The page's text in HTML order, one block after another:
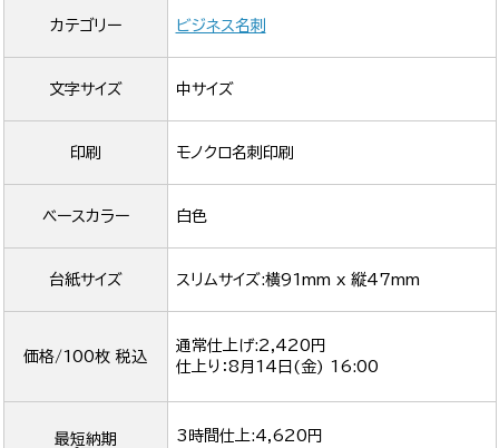
カテゴリー ビジネス名刺
文字サイズ 中サイズ
印刷 モノクロ名刺印刷
ベースカラー 白色
台紙サイズ スリムサイズ:横91mm x 縦47mm
価格/100枚 税込
通常仕上げ:2,420円
仕上り：8月14日(金) 16:00
最短納期
3時間仕上:4,620円